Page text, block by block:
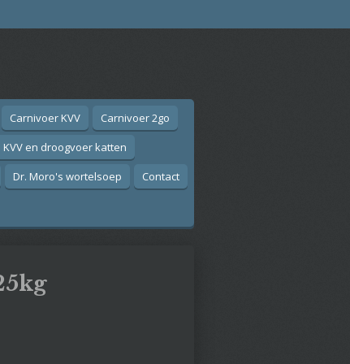
Carnivoer KVV
Carnivoer 2go
KVV en droogvoer katten
Dr. Moro's wortelsoep Contact